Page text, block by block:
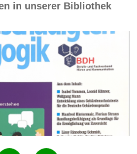
in unserer Bibliothek